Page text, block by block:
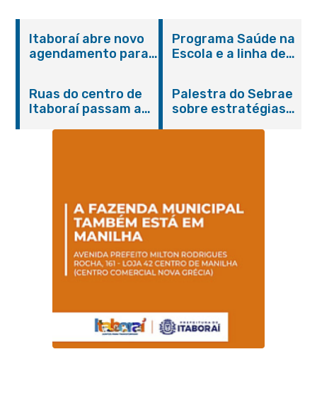
Itaboraí abre novo
agendamento para
Programa Saúde na
Escola e a linha de
promovem
conscientização
sobre hanseníase
Ruas do centro de
Itaboraí passam a
Palestra do Sebrae
sobre estratégias